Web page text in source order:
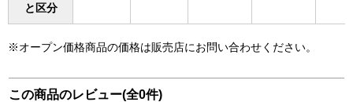
と区分
※オープン価格商品の価格は販売店にお問い合わせください。
この商品のレビュー(全0件)